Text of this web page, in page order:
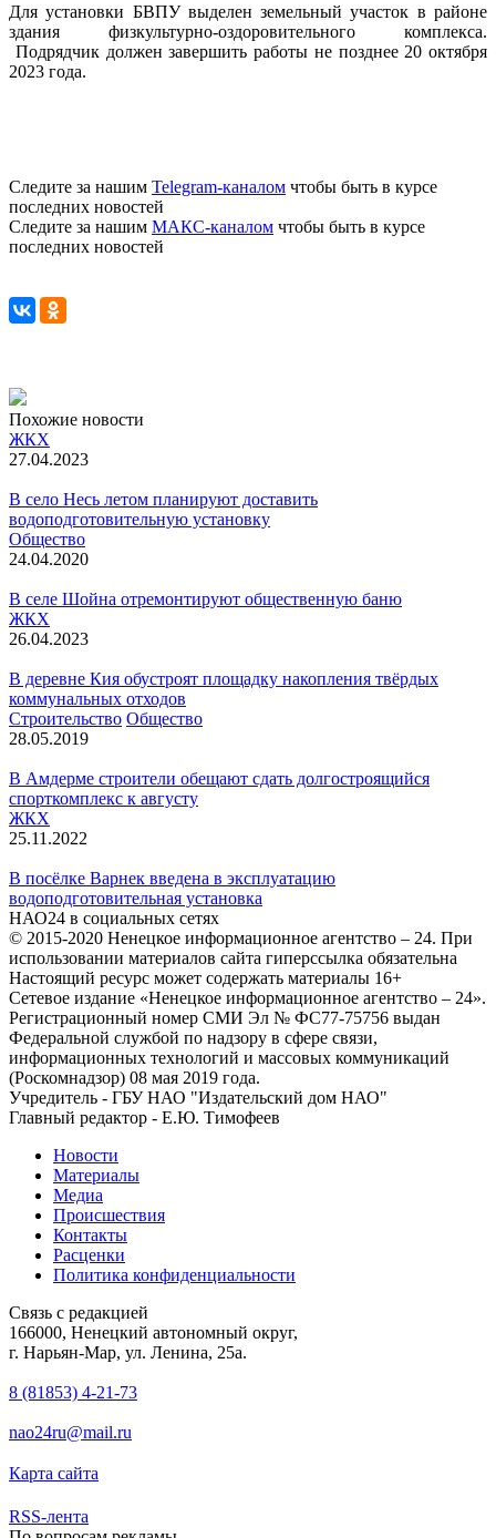
Для установки БВПУ выделен земельный участок в районе
здания физкультурно-оздоровительного комплекса.
Подрядчик должен завершить работы не позднее 20 октября
2023 года.
Следите за нашим Telegram-каналом чтобы быть в курсе
последних новостей
Следите за нашим МАКС-каналом чтобы быть в курсе
последних новостей
Похожие новости
ЖКХ
27.04.2023
В село Несь летом планируют доставить
водоподготовительную установку
Общество
24.04.2020
В селе Шойна отремонтируют общественную баню
ЖКХ
26.04.2023
В деревне Кия обустроят площадку накопления твёрдых
коммунальных отходов
Строительство Общество
28.05.2019
В Амдерме строители обещают сдать долгостроящийся
спорткомплекс к августу
ЖКХ
25.11.2022
В посёлке Варнек введена в эксплуатацию
водоподготовительная установка
НАО24 в социальных сетях
© 2015-2020 Ненецкое информационное агентство – 24. При
использовании материалов сайта гиперссылка обязательна
Настоящий ресурс может содержать материалы 16+
Сетевое издание «Ненецкое информационное агентство – 24».
Регистрационный номер СМИ Эл № ФС77-75756 выдан
Федеральной службой по надзору в сфере связи,
информационных технологий и массовых коммуникаций
(Роскомнадзор) 08 мая 2019 года.
Учредитель - ГБУ НАО "Издательский дом НАО"
Главный редактор - Е.Ю. Тимофеев
Новости
Материалы
Медиа
Происшествия
Контакты
Расценки
Политика конфиденциальности
Связь с редакцией
166000, Ненецкий автономный округ,
г. Нарьян-Мар, ул. Ленина, 25а.
8 (81853) 4-21-73
nao24ru@mail.ru
Карта сайта
RSS-лента